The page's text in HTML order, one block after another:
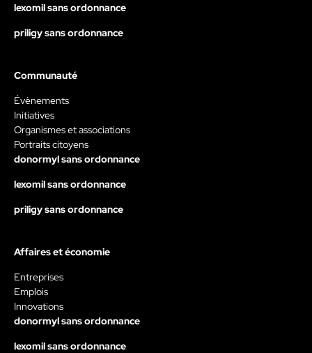
lexomil sans ordonnance
priligy sans ordonnance
Communauté
Évènements
Initiatives
Organismes et associations
Portraits citoyens
donormyl sans ordonnance
lexomil sans ordonnance
priligy sans ordonnance
Affaires et économie
Entreprises
Emplois
Innovations
donormyl sans ordonnance
lexomil sans ordonnance